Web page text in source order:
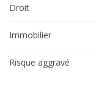
Droit
Immobilier
Risque aggravé